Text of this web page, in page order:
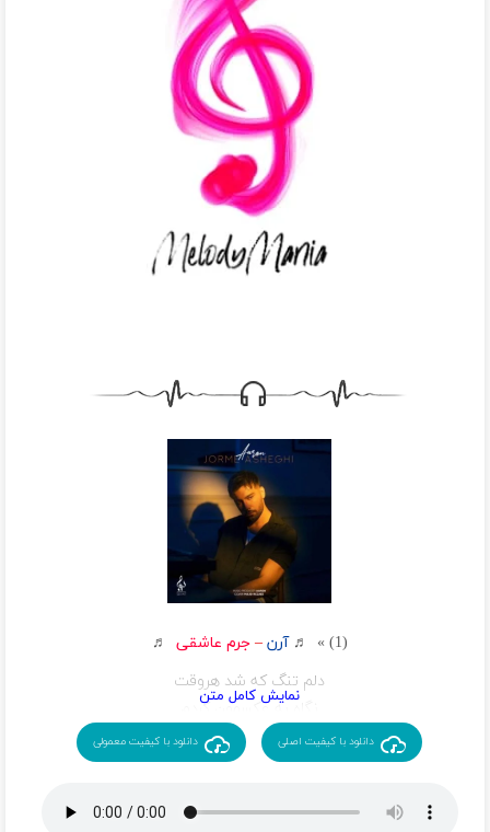
(1) » ♬ آرن –جرم عاشقی
♬
دلم تنگ که شد هروقت
نگاه به عکسمون کردم
ببین زخمیه قلبم بی تو
مگه جرم عاشقی کردن
دیدی همه آرزوهامون چی شد
دانلود با کیفیت اصلی دانلود با کیفیت معمولی